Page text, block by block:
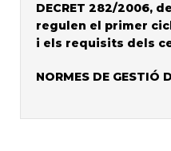
DECRET 282/2006,
regulen el primer
i els requisits dels
NORMES DE GESTIÓ